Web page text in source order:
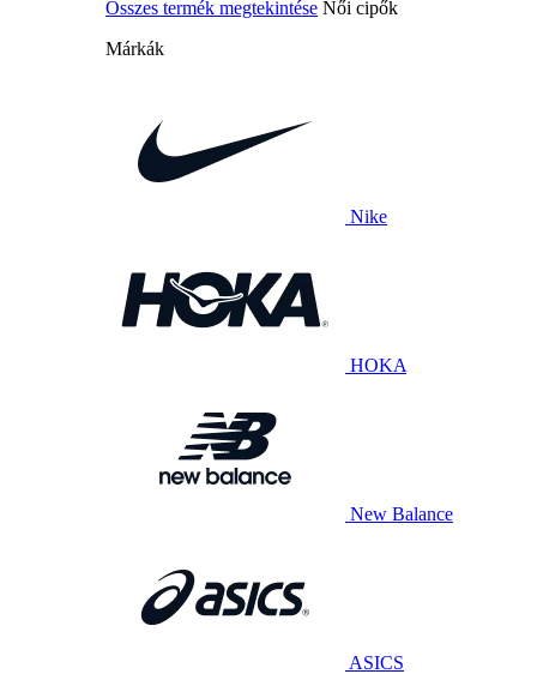
Összes termék megtekintése Női cipők
Márkák
Nike
HOKA
New Balance
ASICS